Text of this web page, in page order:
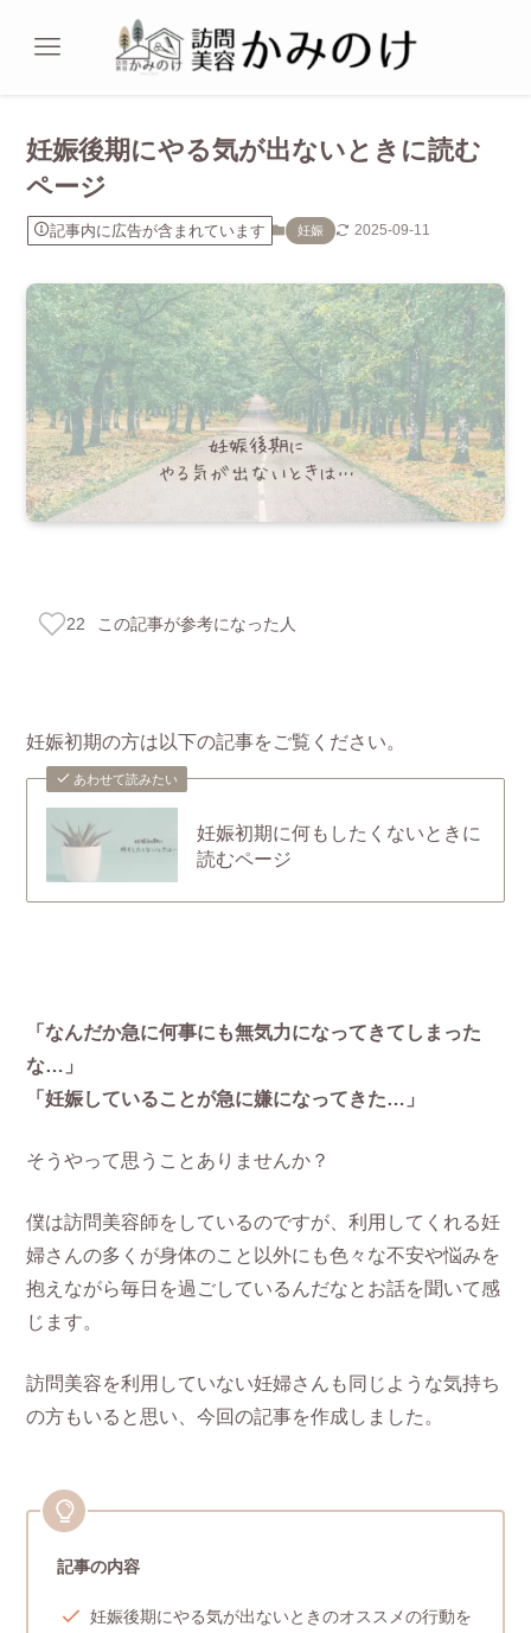
妊娠後期にやる気が出ないときに読む
ページ
記事内に広告が含まれています 妊娠 2025-09-11
22 この記事が参考になった人
妊娠初期の方は以下の記事をご覧ください。
あわせて読みたい
妊娠初期に何もしたくないときに
読むページ
「なんだか急に何事にも無気力になってきてしまった
な…」
「妊娠していることが急に嫌になってきた…」
そうやって思うことありませんか？
僕は訪問美容師をしているのですが、利用してくれる妊
婦さんの多くが身体のこと以外にも色々な不安や悩みを
抱えながら毎日を過ごしているんだなとお話を聞いて感
じます。
訪問美容を利用していない妊婦さんも同じような気持ち
の方もいると思い、今回の記事を作成しました。
記事の内容
妊娠後期にやる気が出ないときのオススメの行動を